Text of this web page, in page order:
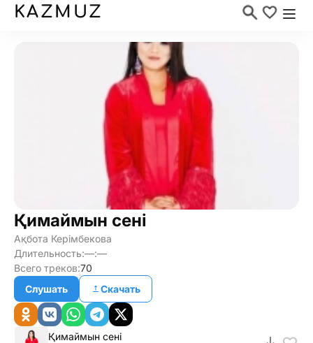
KAZMUZ
Қимаймын сені
Ақбота Керімбекова
Длительность:—:—
Всего треков:70
Слушать
Скачать
Қимаймын сені